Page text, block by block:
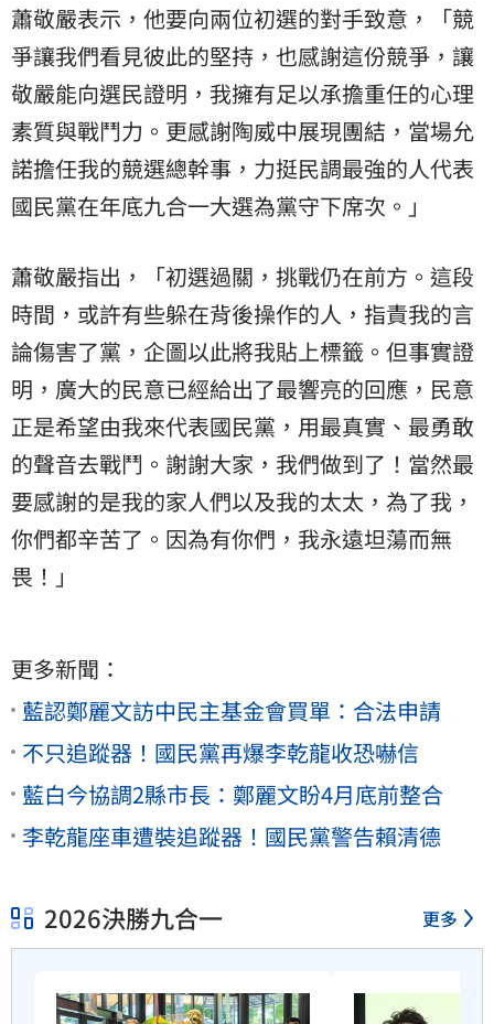
蕭敬嚴表示，他要向兩位初選的對手致意，「競
爭讓我們看見彼此的堅持，也感謝這份競爭，讓
敬嚴能向選民證明，我擁有足以承擔重任的心理
素質與戰鬥力。更感謝陶威中展現團結，當場允
諾擔任我的競選總幹事，力挺民調最強的人代表
國民黨在年底九合一大選為黨守下席次。」
蕭敬嚴指出，「初選過關，挑戰仍在前方。這段
時間，或許有些躲在背後操作的人，指責我的言
論傷害了黨，企圖以此將我貼上標籤。但事實證
明，廣大的民意已經給出了最響亮的回應，民意
正是希望由我來代表國民黨，用最真實、最勇敢
的聲音去戰鬥。謝謝大家，我們做到了！當然最
要感謝的是我的家人們以及我的太太，為了我，
你們都辛苦了。因為有你們，我永遠坦蕩而無
畏！」
更多新聞：
藍認鄭麗文訪中民主基金會買單：合法申請
不只追蹤器！國民黨再爆李乾龍收恐嚇信
藍白今協調2縣市長：鄭麗文盼4月底前整合
李乾龍座車遭裝追蹤器！國民黨警告賴清德
2026決勝九合一 更多